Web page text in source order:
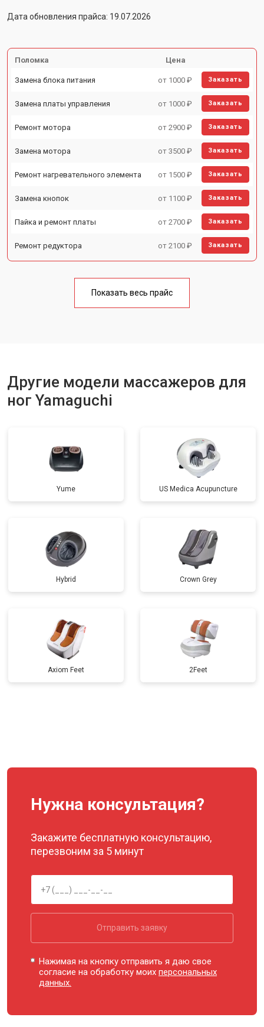
Дата обновления прайса: 19.07.2026
Поломка Цена
Замена блока питания от 1000 ₽ Заказать
Замена платы управления от 1000 ₽ Заказать
Ремонт мотора от 2900 ₽ Заказать
Замена мотора от 3500 ₽ Заказать
Ремонт нагревательного элемента от 1500 ₽ Заказать
Замена кнопок от 1100 ₽ Заказать
Пайка и ремонт платы от 2700 ₽ Заказать
Ремонт редуктора от 2100 ₽ Заказать
Показать весь прайс
Другие модели массажеров для
ног Yamaguchi
Yume US Medica Acupuncture
Hybrid Crown Grey
Axiom Feet 2Feet
Нужна консультация?
Закажите бесплатную консультацию,
перезвоним за 5 минут
Отправить заявку
Нажимая на кнопку отправить я даю свое
согласие на обработку моихперсональных
данных.